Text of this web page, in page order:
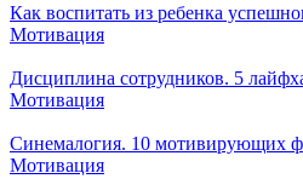
Как воспитать из ребенка
Мотивация
Дисциплина сотрудников. 5
Мотивация
Синемалогия. 10 мотивирующих
Мотивация